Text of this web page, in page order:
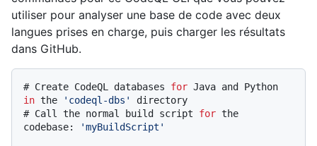
utiliser pour analyser une base de code avec deux
langues prises en charge, puis charger les résultats
dans GitHub.
# Create CodeQL databases for
in the 'codeql-dbs'
directory
# Call the normal build script for the
codebase:
'myBuildScript'